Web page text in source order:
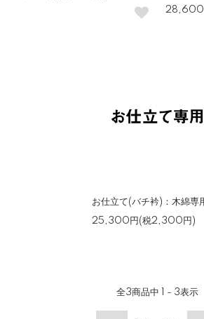
28,600
お仕立て(バチ衿)：木綿専
25,300円(税2,300円)
全3商品中 1 - 3表示